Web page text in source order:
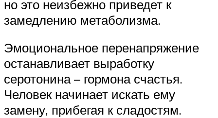
но это неизбежно приведет к
замедлению метаболизма.
Эмоциональное перенапряжение
останавливает выработку
серотонина – гормона счастья.
Человек начинает искать ему
замену, прибегая к сладостям.